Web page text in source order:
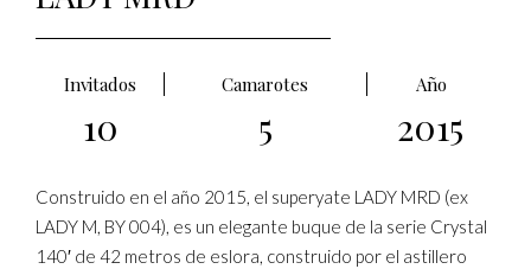
Invitados Camarotes Año
10 5 2015
Construido en el año 2015, el superyate LADY MRD (ex
LADY M, BY 004), es un elegante buque de la serie Crystal
140′ de 42 metros de eslora, construido por el astillero